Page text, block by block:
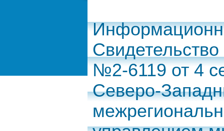
№2-6119 от 4
Северо-